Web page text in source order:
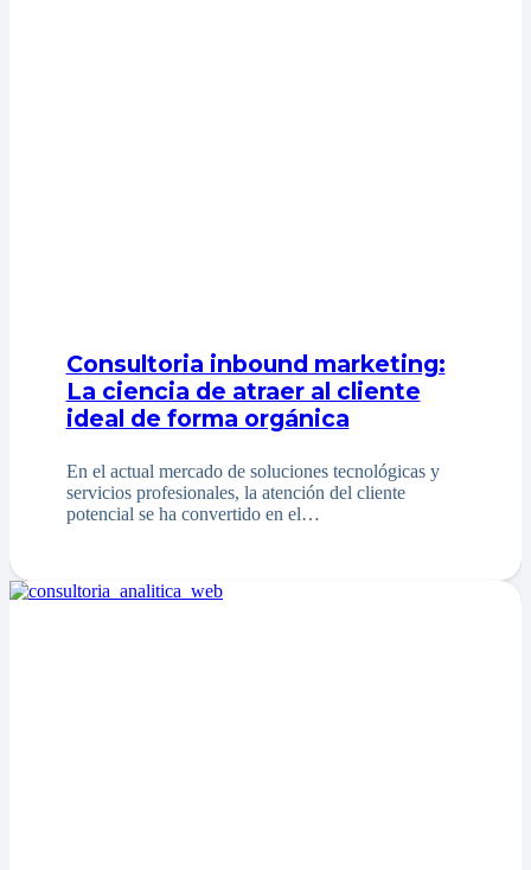
Consultoria inbound marketing:
La ciencia de atraer al cliente
ideal de forma orgánica
En el actual mercado de soluciones tecnológicas y
servicios profesionales, la atención del cliente
potencial se ha convertido en el…